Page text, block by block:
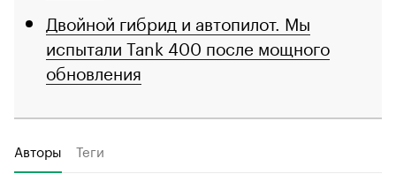
Двойной гибрид и автопилот. Мы
испытали Tank 400 после мощного
обновления
Авторы Теги